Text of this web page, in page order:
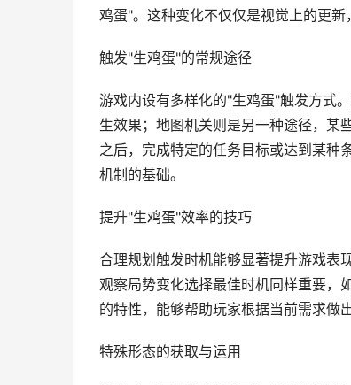
鸡蛋"。这种变化不仅仅是视觉上的更新
触发"生鸡蛋"的常规途径
游戏内设有多样化的"生鸡蛋"触发方式
生效果；地图机关则是另一种途径，某
之后，完成特定的任务目标或达到某种
机制的基础。
提升"生鸡蛋"效率的技巧
合理规划触发时机能够显著提升游戏表
观察局势变化选择最佳时机同样重要，
的特性，能够帮助玩家根据当前需求做
特殊形态的获取与运用